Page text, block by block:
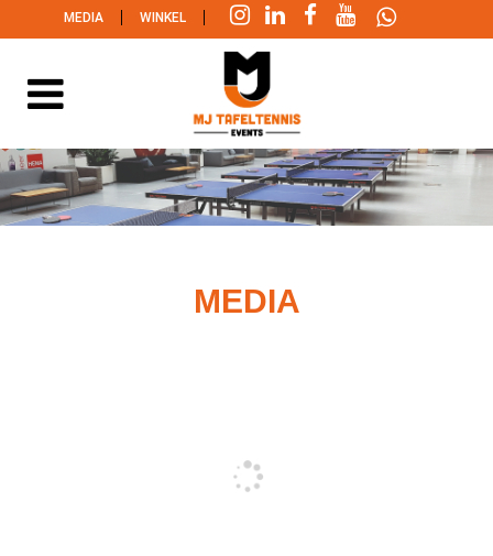
MEDIA | WINKEL |
MEDIA